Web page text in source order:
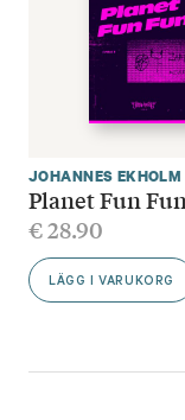
JOHANNES EKHOLM
Planet Fun
€28.90
LÄGG I VARUKORG